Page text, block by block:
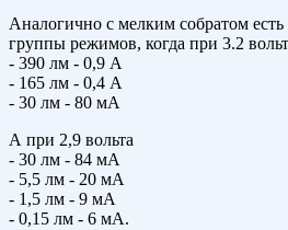
Аналогично с мелким собратом есть
группы режимов, когда при 3.2
- 390 лм - 0,9 А
- 165 лм - 0,4 А
- 30 лм - 80 мА
А при 2,9 вольта
- 30 лм - 84 мА
- 5,5 лм - 20 мА
- 1,5 лм - 9 мА
- 0,15 лм - 6 мА.